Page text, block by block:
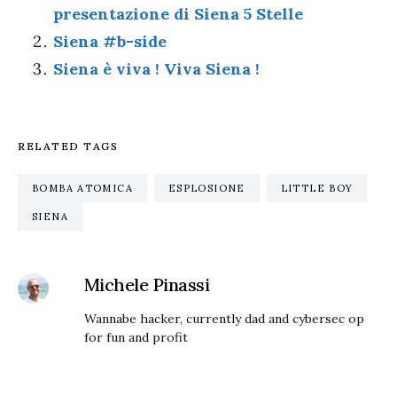
presentazione di Siena 5 Stelle
Siena #b-side
Siena è viva ! Viva Siena !
RELATED TAGS
BOMBA ATOMICA ESPLOSIONE LITTLE BOY
SIENA
Michele Pinassi
Wannabe hacker, currently dad and cybersec op
for fun and profit